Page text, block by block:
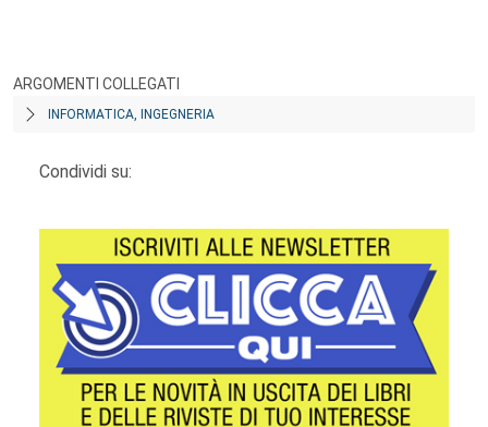
ARGOMENTI COLLEGATI
INFORMATICA, INGEGNERIA
Condividi su: